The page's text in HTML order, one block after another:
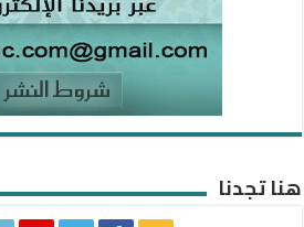
هنا تجدنا